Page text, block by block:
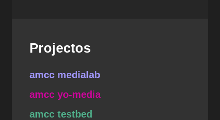
Projectos
amcc medialab
amcc yo-media
amcc testbed